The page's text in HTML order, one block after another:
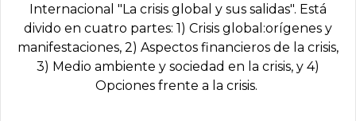
Internacional "La crisis global y sus salidas". Está
divido en cuatro partes: 1) Crisis global:orígenes y
manifestaciones, 2) Aspectos financieros de la crisis,
3) Medio ambiente y sociedad en la crisis, y 4)
Opciones frente a la crisis.